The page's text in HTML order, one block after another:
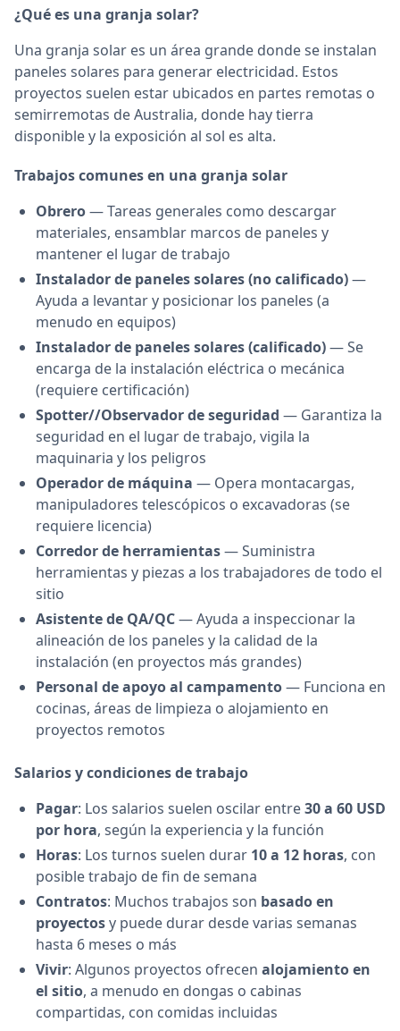
¿Qué es una granja solar?
Una granja solar es un área grande donde se instalan
paneles solares para generar electricidad. Estos
proyectos suelen estar ubicados en partes remotas o
semirremotas de Australia, donde hay tierra
disponible y la exposición al sol es alta.
Trabajos comunes en una granja solar
Obrero— Tareas generales como descargar
materiales, ensamblar marcos de paneles y
mantener el lugar de trabajo
Instalador de paneles solares (no calificado)—
Ayuda a levantar y posicionar los paneles (a
menudo en equipos)
Instalador de paneles solares (calificado)— Se
encarga de la instalación eléctrica o mecánica
(requiere certificación)
Spotter//Observador de seguridad — Garantiza la
seguridad en el lugar de trabajo, vigila la
maquinaria y los peligros
Operador de máquina — Opera montacargas,
manipuladores telescópicos o excavadoras (se
requiere licencia)
Corredor de herramientas— Suministra
herramientas y piezas a los trabajadores de todo el
sitio
Asistente de QA/QC— Ayuda a inspeccionar la
alineación de los paneles y la calidad de la
instalación (en proyectos más grandes)
Personal de apoyo al campamento— Funciona en
cocinas, áreas de limpieza o alojamiento en
proyectos remotos
Salarios y condiciones de trabajo
Pagar: Los salarios suelen oscilar entre30 a 60 USD
por hora, según la experiencia y la función
Horas: Los turnos suelen durar 10 a 12 horas, con
posible trabajo de fin de semana
Contratos: Muchos trabajos son basado en
proyectosy puede durar desde varias semanas
hasta 6 meses o más
Vivir: Algunos proyectos ofrecen alojamiento en
el sitio, a menudo en dongas o cabinas
compartidas, con comidas incluidas